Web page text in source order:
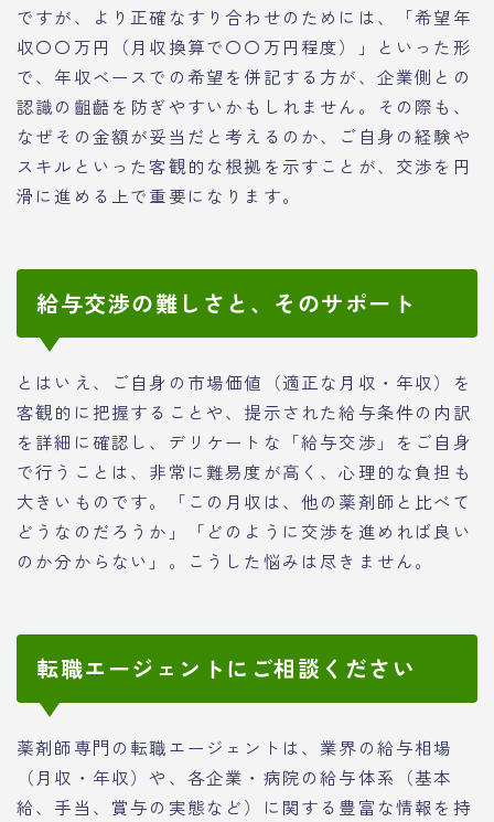
ですが、より正確なすり合わせのためには、「希望年
収〇〇万円（月収換算で〇〇万円程度）」といった形
で、年収ベースでの希望を併記する方が、企業側との
認識の齟齬を防ぎやすいかもしれません。その際も、
なぜその金額が妥当だと考えるのか、ご自身の経験や
スキルといった客観的な根拠を示すことが、交渉を円
滑に進める上で重要になります。
給与交渉の難しさと、そのサポート
とはいえ、ご自身の市場価値（適正な月収・年収）を
客観的に把握することや、提示された給与条件の内訳
を詳細に確認し、デリケートな「給与交渉」をご自身
で行うことは、非常に難易度が高く、心理的な負担も
大きいものです。「この月収は、他の薬剤師と比べて
どうなのだろうか」「どのように交渉を進めれば良い
のか分からない」。こうした悩みは尽きません。
転職エージェントにご相談ください
薬剤師専門の転職エージェントは、業界の給与相場
（月収・年収）や、各企業・病院の給与体系（基本
給、手当、賞与の実態など）に関する豊富な情報を持